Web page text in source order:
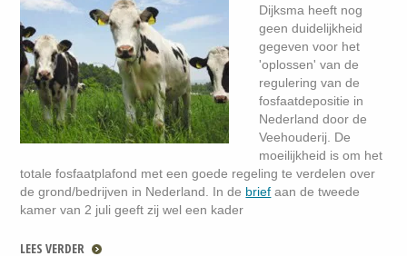
Dijksma heeft nog
geen duidelijkheid
gegeven voor het
'oplossen' van de
regulering van de
fosfaatdepositie in
Nederland door de
Veehouderij. De
moeilijkheid is om het
totale fosfaatplafond met een goede regeling te verdelen over
de grond/bedrijven in Nederland. In de brief aan de tweede
kamer van 2 juli geeft zij wel een kader
LEES VERDER